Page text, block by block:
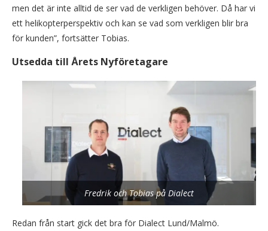
men det är inte alltid de ser vad de verkligen behöver. Då har vi
ett helikopterperspektiv och kan se vad som verkligen blir bra
för kunden”, fortsätter Tobias.
Utsedda till Årets Nyföretagare
Fredrik och Tobias på Dialect
Redan från start gick det bra för Dialect Lund/Malmö.